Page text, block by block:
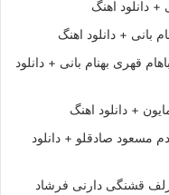
+ دانلود اهنگ
بانی + دانلود اهنگ
قهری بهنام بانی + دانلود
+ دانلود اهنگ
مسعود صادقلو + دانلود
قشنگی دارنی فرشاد